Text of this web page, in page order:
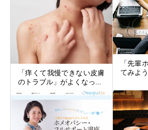
「痒くて我慢できない皮膚
のトラブル」がよくなっ...
「先輩
てみよ